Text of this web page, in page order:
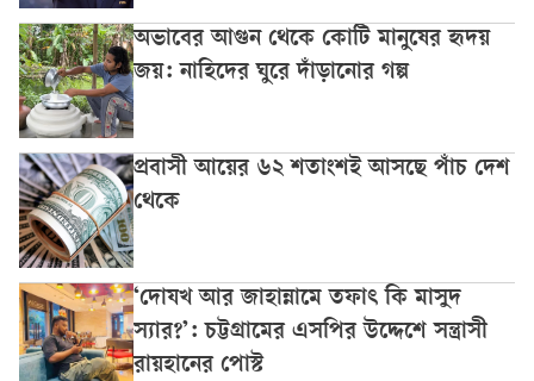
অভাবের আগুন থেকে কোটি মানুষের হৃদয়
জয়: নাহিদের ঘুরে দাঁড়ানোর গল্প
প্রবাসী আয়ের ৬২ শতাংশই আসছে পাঁচ দেশ
থেকে
‘দোযখ আর জাহান্নামে তফাৎ কি মাসুদ
স্যার?’: চট্টগ্রামের এসপির উদ্দেশে সন্ত্রাসী
রায়হানের পোস্ট